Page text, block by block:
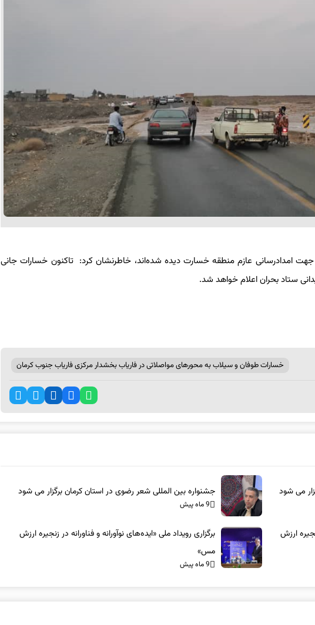
جهت امدادرسانی عازم منطقه خسارت دیده شده‌اند، خاطرنشان کرد: تاکنون خسارات جانی
ستاد بحران اعلام خواهد شد.
خسارات طوفان و سیلاب به محورهای مواصلاتی در فاریاب بخشدار مرکزی فاریاب جنوب کرمان
می شود جشنواره بین المللی شعر رضوی در استان کرمان برگزار می شود
9 ماه پیش
ارزش
برگزاری رویداد ملی «ایده‌های نوآورانه و فناورانه در زنجیره ارزش
مس»
9 ماه پیش